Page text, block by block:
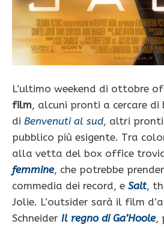
L’ultimo weekend di ottobre
film, alcuni pronti a cercare di
di Benvenuti al sud, altri pronti
pubblico più esigente. Tra
alla vetta del box office
femmine, che potrebbe
commedia dei record, e Salt,
Jolie. L’outsider sarà il film
Schneider Il regno di Ga’Hoole,